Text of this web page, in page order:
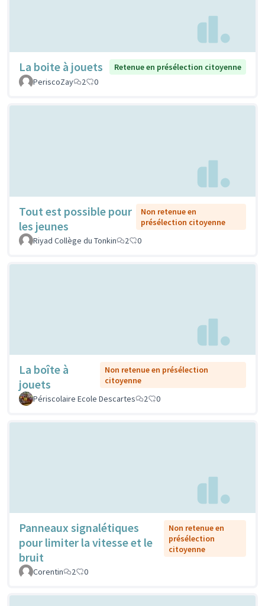
La boite à jouets
Retenue en présélection citoyenne
PeriscoZay
2 0
Tout est possible pour
les jeunes
Non retenue en
présélection citoyenne
Riyad Collège du Tonkin
2 0
La boîte à
jouets
Non retenue en présélection
citoyenne
Périscolaire Ecole Descartes
2 0
Panneaux signalétiques
pour limiter la vitesse et le
bruit
Non retenue en
présélection
citoyenne
Corentin 2 0